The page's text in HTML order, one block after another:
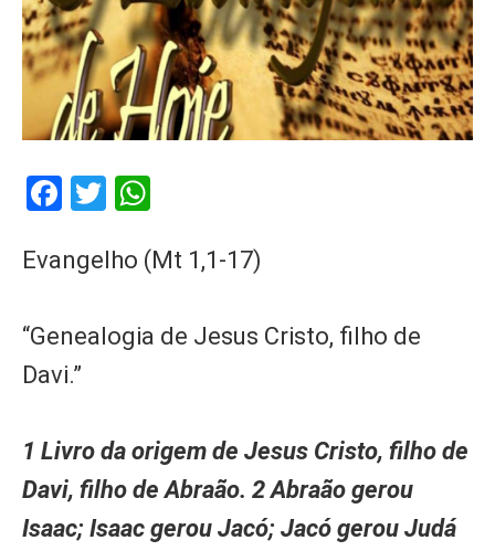
Facebook
Twitter
Evangelho (Mt 1,1-17)
“Genealogia de Jesus Cristo, filho de
Davi.”
1 Livro da origem de Jesus Cristo, filho de
Davi, filho de Abraão. 2 Abraão gerou
Isaac; Isaac gerou Jacó; Jacó gerou Judá